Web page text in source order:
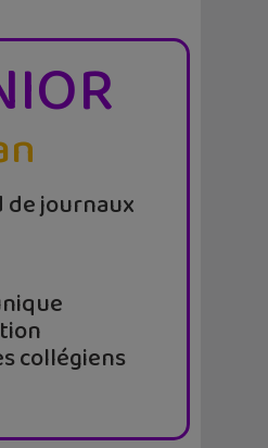
journaux
collégiens